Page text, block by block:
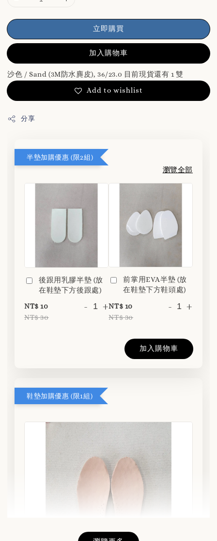
立即購買
加入購物車
沙色 / Sand (3M防水麂皮), 36/23.0 目前現貨還有 1 雙
Add to wishlist
分享
半墊加購優惠 (限2組)
瀏覽全部
後跟用乳膠半墊 (放
在鞋墊下方後跟處)
NT$ 10
NT$ 30
- +
前掌用EVA半墊 (放
在鞋墊下方鞋頭處)
NT$ 10
NT$ 30
- +
加入購物車
鞋墊加購優惠 (限1組)